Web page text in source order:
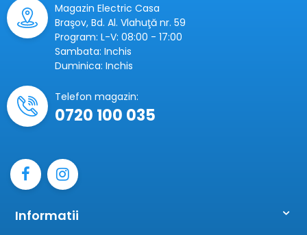
Magazin Electric Casa
Braşov, Bd. Al. Vlahuţă nr. 59
Program: L-V: 08:00 - 17:00
Sambata: Inchis
Duminica: Inchis
Telefon magazin:
0720 100 035
Informatii